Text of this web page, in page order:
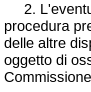
2.
procedura
delle altre
oggetto di